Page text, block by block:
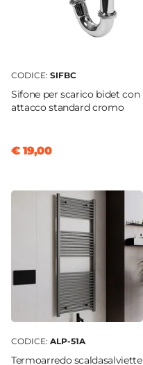
CODICE: SIFBC
Sifone per scarico bidet con
attacco standard cromo
€ 19,00
CODICE: ALP-51A
Termoarredo scaldasalviette